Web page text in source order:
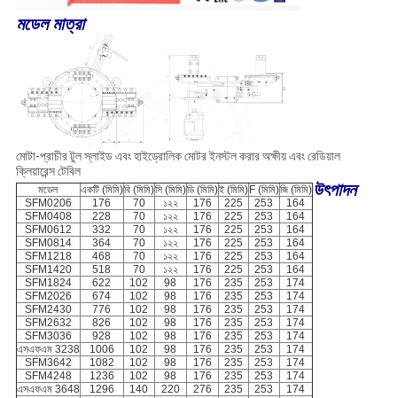
মডেল মাত্রা
মোটা-প্রাচীর টুল স্লাইড এবং হাইড্রোলিক মোটর ইনস্টল করার অক্ষীয় এবং রেডিয়াল
ক্লিয়ারেন্স টেবিল
মডেল একটি (মিমি)বি (মিমি)সি (মিমি)ডি (মিমি)ই (মিমি) F (মিমি)জি (মিমি)
SFM0206
176 70 ১২২ 176 225 253
164
SFM0408
228 70 ১২২ 176 225 253
164
SFM0612
332 70 ১২২ 176 225 253
164
SFM0814
364 70 ১২২ 176 225 253
164
SFM1218
468 70 ১২২ 176 225 253
164
SFM1420
518 70 ১২২ 176 225 253
164
SFM1824
622 102 98 176 235 253
174
SFM2026
674 102 98 176 235 253
174
SFM2430
776 102 98 176 235 253
174
SFM2632
826 102 98 176 235 253
174
SFM3036
928 102 98 176 235 253
174
এসএফএম 3238
1006 102 98 176 235 253
174
SFM3642
1082 102 98 176 235 253
174
SFM4248
1236 102 98 176 235 253
174
এসএফএম 3648
1296 140 220 276 235 253
174
উৎপাদন